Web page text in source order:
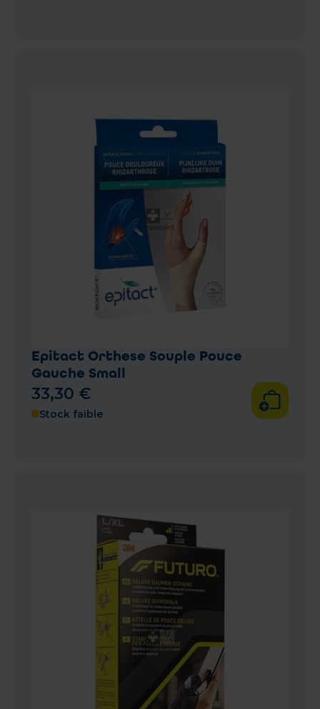
Epitact Orthese Souple Pouce
Gauche Small
33,30 €
Stock faible